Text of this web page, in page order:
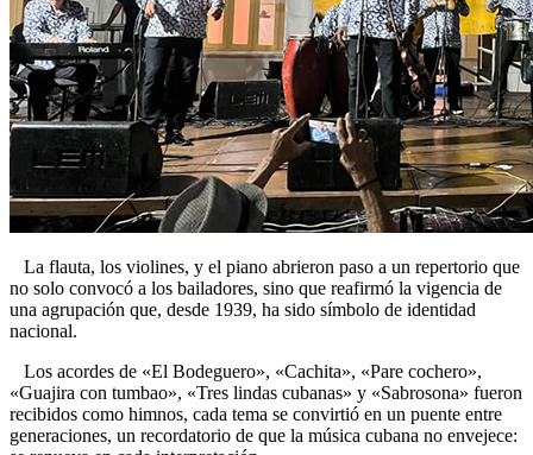
La flauta, los violines, y el piano abrieron paso a un repertorio que
no solo convocó a los bailadores, sino que reafirmó la vigencia de
una agrupación que, desde 1939, ha sido símbolo de identidad
nacional.
Los acordes de «El Bodeguero», «Cachita», «Pare cochero»,
«Guajira con tumbao», «Tres lindas cubanas» y «Sabrosona» fueron
recibidos como himnos, cada tema se convirtió en un puente entre
generaciones, un recordatorio de que la música cubana no envejece: